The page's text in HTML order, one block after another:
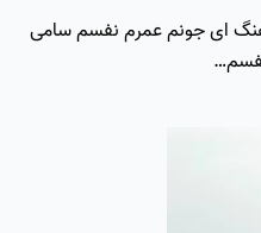
ای جونم عمرم نفسم سامی